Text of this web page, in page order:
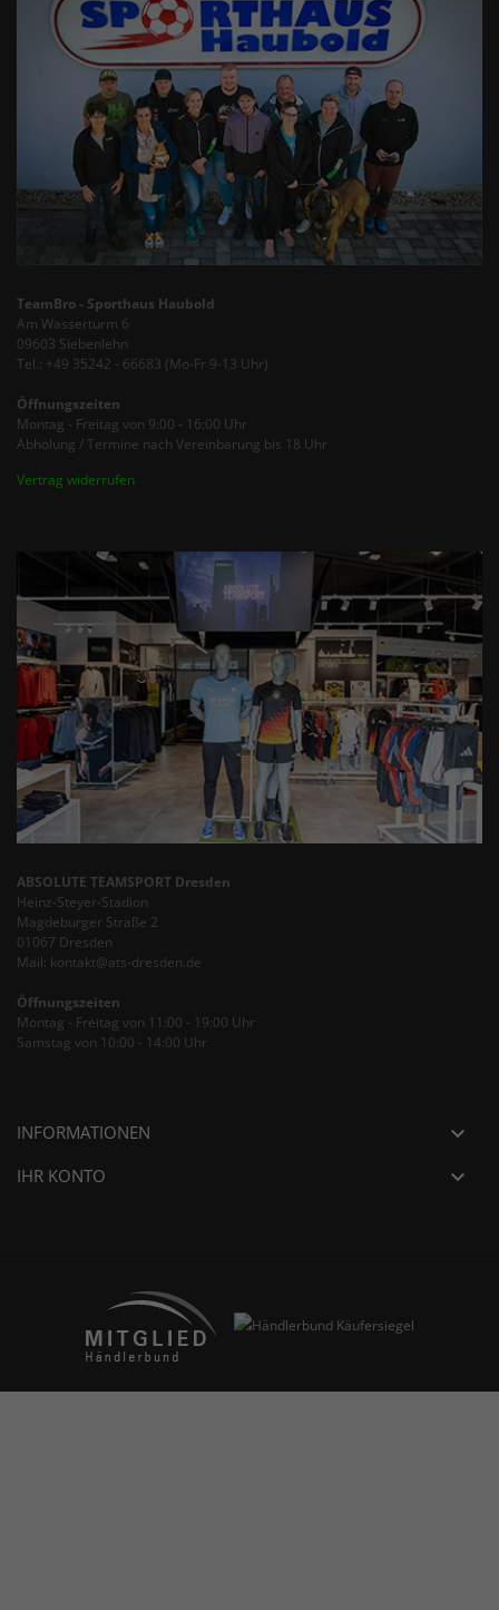
TeamBro - Sporthaus Haubold
Am Wasserturm 6
09603 Siebenlehn
Tel.: +49 35242 - 66683 (Mo-Fr 9-13 Uhr)
Öffnungszeiten
Montag - Freitag von 9:00 - 16:00 Uhr
Abholung / Termine nach Vereinbarung bis 18 Uhr
Vertrag widerrufen
ABSOLUTE TEAMSPORT Dresden
Heinz-Steyer-Stadion
Magdeburger Straße 2
01067 Dresden
Mail: kontakt@ats-dresden.de
Öffnungszeiten
Montag - Freitag von 11:00 - 19:00 Uhr
Samstag von 10:00 - 14:00 Uhr
INFORMATIONEN 
IHR KONTO 